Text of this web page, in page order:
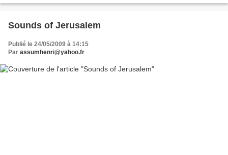
Sounds of Jerusalem
Publié le 24/05/2009 à 14:15
Par assumhenri@yahoo.fr